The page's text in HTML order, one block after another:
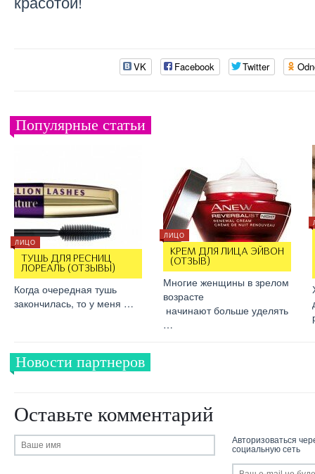
VK Facebook Twitter
Популярные статьи
ЛИЦО
ТУШЬ ДЛЯ РЕСНИЦ
ЛОРЕАЛЬ (ОТЗЫВЫ)
Когда очередная тушь
закончилась, то у меня …
ЛИЦО
КРЕМ ДЛЯ ЛИЦА ЭЙВОН
(ОТЗЫВ)
Многие женщины в зрелом
возрасте
начинают больше уделять
…
Новости партнеров
Оставьте комментарий
Авторизоваться
социальную сеть